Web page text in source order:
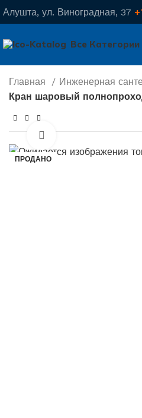
Алушта, ул. Виноградная, 37
Все Категории
Главная Инженерная
Кран шаровый
ПРОДАНО
Нажмите, чтобы